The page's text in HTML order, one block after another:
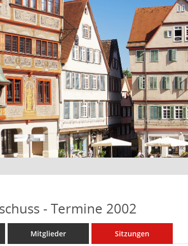
- Termine 2002
Mitglieder Sitzungen